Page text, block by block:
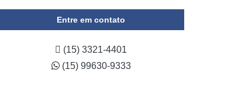
escolas de ensinos infantis e fundamentais campininha
Entre em contato
(15) 3321-4401
(15) 99630-9333